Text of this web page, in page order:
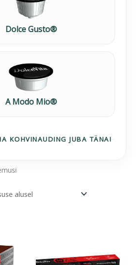
Dolce Gusto®
A Modo Mio®
KOHVINAUDING JUBA TÄNA!